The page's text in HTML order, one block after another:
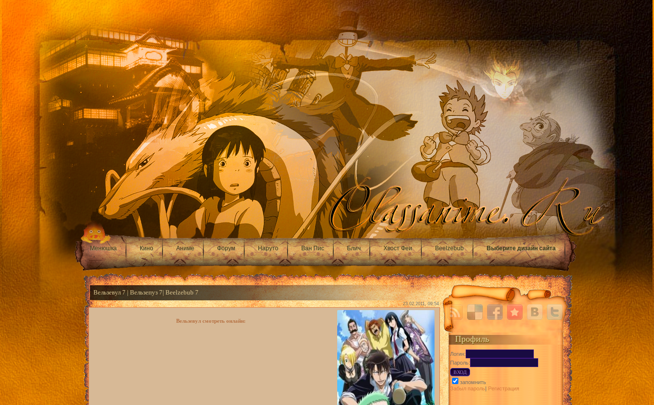
Менюшка Кино Аниме Форум Наруто Ван Пис Блич Хвост Феи Beelzebub Выберите дизайн сайта
Вельзевул 7 | Вельзепуз 7| Beelzebub 7
23.02.2011, 09:54
Вельзевул смотреть онлайн:
Профиль
Логин:
Пароль:
запомнить
Забыл пароль| Регистрация